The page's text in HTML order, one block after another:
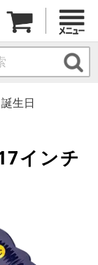
誕生日
インチ